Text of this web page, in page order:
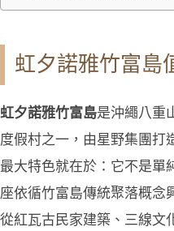
虹夕諾雅竹富島
虹夕諾雅竹富島是沖繩八重
度假村之一，由星野集團打
最大特色就在於：它不是單
座依循竹富島傳統聚落概念
從紅瓦古民家建築、三線文